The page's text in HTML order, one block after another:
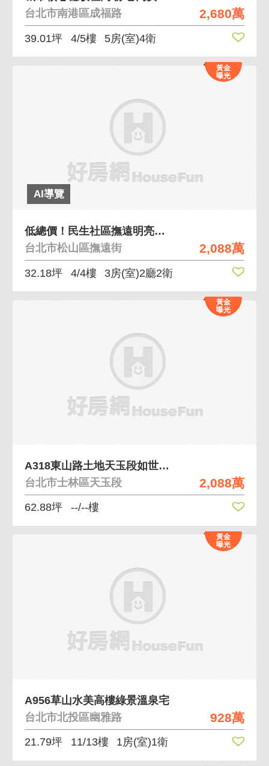
2,680萬
台北市南港區成福路
39.01坪 4/5樓 5房(室)4衛
AI導覽
黃金
曝光
2,088萬
低總價！民生社區撫遠明亮正三房
台北市松山區撫遠街
32.18坪 4/4樓 3房(室)2廳2衛
黃金
曝光
2,088萬
A318東山路土地天玉段如世外桃源
台北市士林區天玉段
62.88坪 --/--樓
黃金
曝光
928萬
A956草山水美高樓綠景溫泉宅
台北市北投區幽雅路
21.79坪 11/13樓 1房(室)1衛